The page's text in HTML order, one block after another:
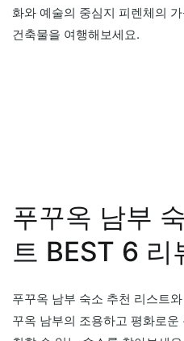
화와 예술의 중심지 피렌체의
건축물을 여행해보세요.
푸꾸옥 남부
트 BEST 6 리
푸꾸옥 남부 숙소 추천 리스트
꾸옥 남부의 조용하고 평화로